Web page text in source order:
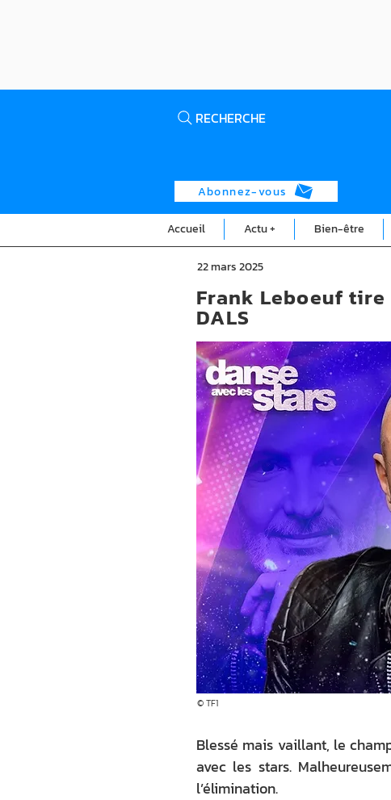
RECHERCHE
Abonnez-vous
Accueil Actu + Bien-être
22 mars 2025
© TF1
Blessé mais vaillant, le
avec les stars.
l’élimination.
Frank Leboeuf
DALS